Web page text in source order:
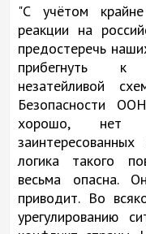
"С учётом
реакции на
предостеречь
прибегнуть к
незатейливой
Безопасности
хорошо, нет
логика такого
весьма опасна.
приводит. Во
урегулированию